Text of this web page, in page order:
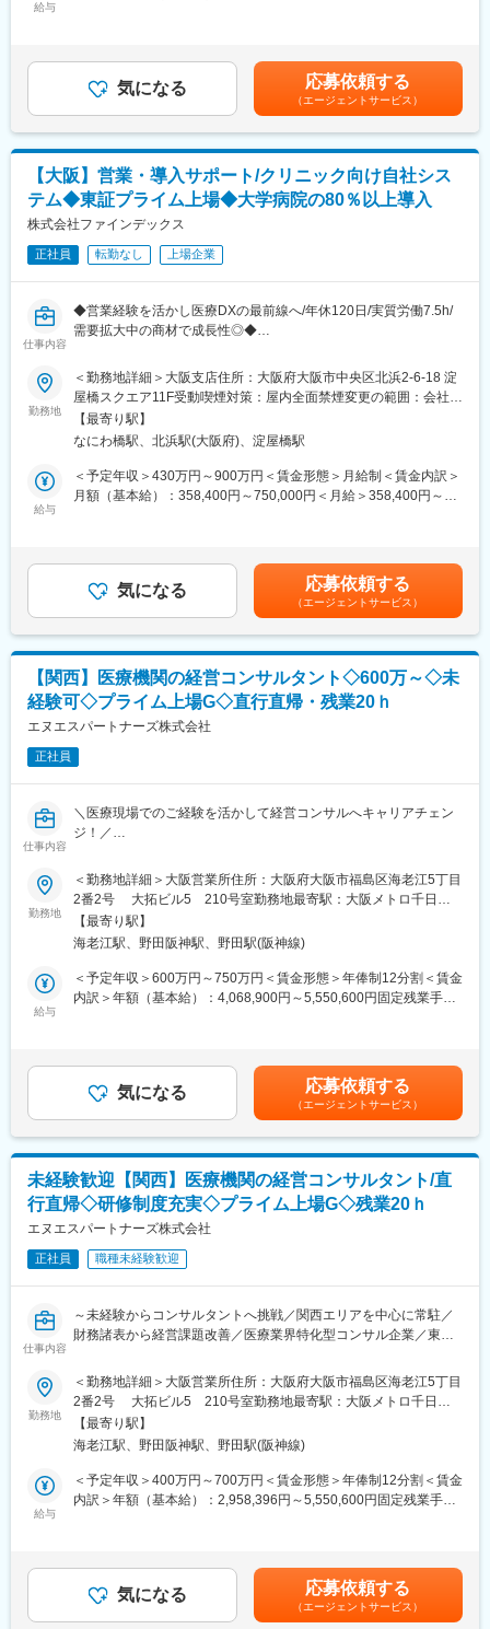
医師や患者のリアルな声に触れ、その背景にある課題やニーズを
読み解く面白さがある仕事です。
自分の分析が製薬企業の戦略や新薬の方向性に活かされるため、
手応えと影響度を実感できます。
調査設計から分析・レポーティングまで一貫して担当でき、専門
性と市場価値の高いスキルを磨けるポジションです。
■魅力点
医師や患者の発言から、背景にある感情や課題を読み解く“人なら
ではの洞察”が求められます。
言葉の奥にある“本質”をつかみ、製薬企業の戦略に貢献できる仕事
です。
変更の範囲：会社の定める業務
運営支援コンサルタントとして下記業務をお任せいたします。既
存客の支援がメインとなりますが、問い合わせを頂いたクライア
援）
・事業開始後の課題の抽出と改善提案
・クライアントの経営会議、運営会議などへアドバイザーとして
参加
・事業の多角化支援
・既存事業（薬局・クリニック）との連携促進支援
＜「現場スタッフ」に対する運営指導＞
・現場責任者の育成支援
・運営フロー構築支援
・業績指標のモニタリング（売上分析、営業戦略立案、推進支
援）
・事業運営書類整備チェック、書類作成サポート
・クライアントの顧客対応相談
■入社後の流れ
■働き方
完全週休2日制（土日祝）、年間休日数125日、フレックスタイム
制、残業25h程
※時短勤務制度や住宅補助などの福利厚生も充実
■ポジジョン魅力
・介護業界での経験を活かしコンサルタントとして新しいキャリ
アを積むことができます。
・施設運営だけでなく、周辺事業の新規立ち上げから関われる経
変更の範囲：会社の定める業務
給与
前職の経験、スキルを考慮します。■昇給：年1回（5月）■賞年：
年2回（6・12月）■残業手当：特別手当として支給賃金はあくま
でも目安の金額であり、選考を通じて上下する可能性がありま
す。月給(月額)は固定手当を含めた表記です。
気になる 応募依頼する
（エージェントサービス）
【大阪】営業・導入サポート/クリニック向け自社シス
テム◆東証プライム上場◆大学病院の80％以上導入
株式会社ファインデックス
正社員 転勤なし 上場企業
仕事内容
◆営業経験を活かし医療DXの最前線へ/年休120日/実質労働7.5h/
需要拡大中の商材で成長性◎◆
■業務詳細：
クリニックを運営するお客様へ、自社開発のパッケージシステム
を利用したコンサルティング（診療効率化やDXに関する課題解
決・提案）やシステムの構築、設定等を行っていただきます。
当社では、お客様にご評価いただける企画立案や顧客提案を行う
ことを大切にしていますので、売上ノルマや飛び込み営業などは
ありません。
【営業業務】
-当社製品を用いた医療機関への運用提案や見積作成などの商談
【導入業務】
-PJ管理
-システム運用検討と導入
-操作研修や納品資料作成
-稼働立ち合い
【パートナー業務】
・販売導入代理店に対する、自社製品の営業企画支援
・パートナー向けのセミナーや勉強会の開催
【ユーザサポート業務】
・顧客対応を行う社内メンバーに対する支援
■働き方：
・年休120日、土日祝休、7.5ｈ労働、残業20ｈ程度
・フレックスタイム制と同等の勤務制度である「複数定時制度」
■当社について
タの利活用を支える研究開発型のIT企業です。病院で使われる診
療情報管理システムや業務支援システム、自治体向けソリューシ
ョンなど、私たちの製品・サービスは社会に欠かせないインフラ
として、人々が健康に暮らすための仕組みを支えています。
高い利便性と安全性を追求し、大学病院やナショナルセンターと
の共同研究を行いながら、社会に貢献できる製品を開発。近年で
はクラウドサービスや生成AIの活用にも注力し、上場から時を経
てもベンチャー精神を忘れず、新しい発想と技術で社会の課題解
決に挑み続けています。
勤務地
＜勤務地詳細＞大阪支店住所：大阪府大阪市中央区北浜2-6-18 淀
屋橋スクエア11F受動喫煙対策：屋内全面禁煙変更の範囲：会社の
定める事業所（リモートワーク含む）
【最寄り駅】
なにわ橋駅、北浜駅(大阪府)、淀屋橋駅
給与
＜予定年収＞430万円～900万円＜賃金形態＞月給制＜賃金内訳＞
月額（基本給）：358,400円～750,000円＜月給＞358,400円～
上下する可能性があります。月給(月額)は固定手当を含めた表記で
す。
気になる 応募依頼する
（エージェントサービス）
【関西】医療機関の経営コンサルタント◇600万～◇未
経験可◇プライム上場G◇直行直帰・残業20ｈ
エヌエスパートナーズ株式会社
正社員
仕事内容
＼医療現場でのご経験を活かして経営コンサルへキャリアチェン
ジ！／
上場グループ企業～
■業務内容：
当社が経営再建を支援する医療機関等に対して経営コンサルティ
ングを実施。戦略および収益改善施策を立案し、その遂行までを
ハンズオンで担いつつ、経営参謀としての知見を早期に体得して
いただきます。
策定・管理す（2）るビジネスファイナンスチームと協業）
（3）業績管理（経営戦略のKPI管理）
（4）地域の医療機関や救急隊との連携強化、入院患者や入居者の
（6）その他経営に関わる業務
※財務やM&Aに関心がある方は、社内に在籍する公認会計士等に
付き、財務やM&Aの実務に触れ、経験を積むことも可能です。
■社風：
・中途入社の方が多く、風通しのとても良い、働きやすい環境で
す。
・東証プライム上場企業のグループ会社であり経営基盤が安定し
ていながら、役員との距離が近く意思決定がスピーディーである
ことも特徴です。
■ポジション魅力：
・特定の機能に特化した短期間の部分的なコンサルティングでは
なく、経営戦略の立案から現場におけるオペレーションの改善に
至るまで、経営全般を側近で学びながら経験を積むことが可能で
・未経験者でも、上司と共に事業推進をしていく為、早期に成長
できる環境です。
信用を背景に、医療介護事業者に対して金融と事業の両面から経
営支援。資格保有者などのプロフェッショナルがいずれも複数名
在籍しています。
勤務地
＜勤務地詳細＞大阪営業所住所：大阪府大阪市福島区海老江5丁目
2番2号 大拓ビル5 210号室勤務地最寄駅：大阪メトロ千日前
線／野田駅受動喫煙対策：屋内全面禁煙
【最寄り駅】
海老江駅、野田阪神駅、野田駅(阪神線)
給与
＜予定年収＞600万円～750万円＜賃金形態＞年俸制12分割＜賃金
内訳＞年額（基本給）：4,068,900円～5,550,600円固定残業手当/
＜給与補足＞※年齢・経験・能力を考慮の上決定します。※年収を
12ヶ月で分割払い、1,000円未満の端数がある場合は初月にまと
めてお支払いたします。■賞与：業績により別途賞与を支給賃金は
あくまでも目安の金額であり、選考を通じて上下する可能性があ
ります。月給(月額)は固定手当を含めた表記です。
気になる 応募依頼する
（エージェントサービス）
未経験歓迎【関西】医療機関の経営コンサルタント/直
行直帰◇研修制度充実◇プライム上場G◇残業20ｈ
エヌエスパートナーズ株式会社
正社員 職種未経験歓迎
仕事内容
～未経験からコンサルタントへ挑戦／関西エリアを中心に常駐／
財務諸表から経営課題改善／医療業界特化型コンサル企業／東証
■業務内容：
当社が経営再建を行う医療機関等へ、業績管理、経営課題の分
析、社内外に向けた業績や計画の説明、施設の新規立ち上げ等を
行っていただきます。
（1）業績管理(P/L・B/S管理、経営戦略のKPI管理、モニタリン
（3）新規施設の立ち上げ(マーケット調査、事業計画策定、経営
資源手配、行政との折衝、進捗管理等)
（4）投資家や金融機関向けの説明資料の作成とプレゼン 等
勤務地
＜勤務地詳細＞大阪営業所住所：大阪府大阪市福島区海老江5丁目
2番2号 大拓ビル5 210号室勤務地最寄駅：大阪メトロ千日前
線／野田駅受動喫煙対策：屋内全面禁煙
【最寄り駅】
海老江駅、野田阪神駅、野田駅(阪神線)
給与
＜予定年収＞400万円～700万円＜賃金形態＞年俸制12分割＜賃金
内訳＞年額（基本給）：2,958,396円～5,550,600円固定残業手当/
＜給与補足＞※年齢・経験・能力を考慮の上決定します。※年収を
12ヶ月で分割払い、1,000円未満の端数がある場合は初月にまと
めてお支払いたします。■賞与：業績により別途賞与を支給賃金は
気になる 応募依頼する
（エージェントサービス）